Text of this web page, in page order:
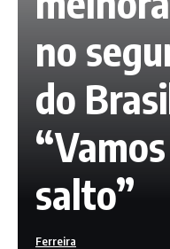
no
do
salto”
Ferreira